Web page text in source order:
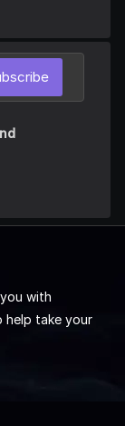
with
help take your